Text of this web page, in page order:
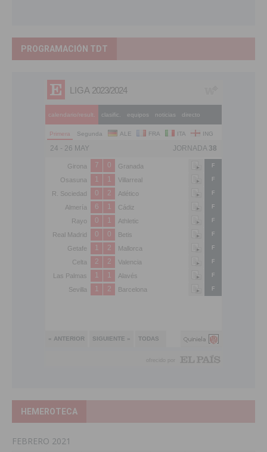
PROGRAMACIÓN TDT
HEMEROTECA
FEBRERO 2021